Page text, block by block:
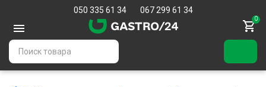
050 335 61 34 067 299 61 34
0